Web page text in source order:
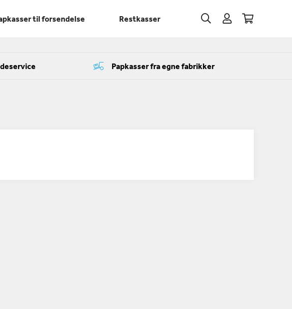
til forsendelse Restkasser
Papkasser fra egne fabrikker